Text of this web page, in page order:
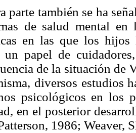
parte también se ha
de salud mental
en las que los hijos
un papel de
de la situación de
diversos estudios
psicológicos en los
en el posterior
1986; Weaver,